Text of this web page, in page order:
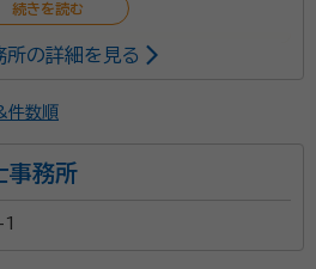
お任せください。
所の詳細を見る
件数順
事務所